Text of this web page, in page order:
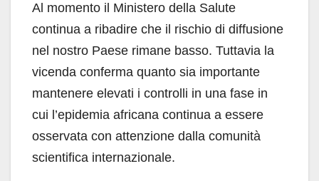
Al momento il Ministero della Salute
continua a ribadire che il rischio di diffusione
nel nostro Paese rimane basso. Tuttavia la
vicenda conferma quanto sia importante
mantenere elevati i controlli in una fase in
cui l’epidemia africana continua a essere
osservata con attenzione dalla comunità
scientifica internazionale.